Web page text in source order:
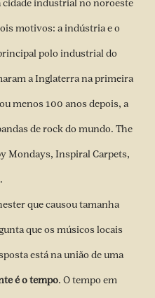
cidade industrial no noroeste
motivos: a indústria e o
polo industrial do
a Inglaterra na primeira
menos 100 anos depois, a
de rock do mundo. The
Mondays, Inspiral Carpets,
que causou tamanha
que os músicos locais
está na união de uma
é o tempo. O tempo em